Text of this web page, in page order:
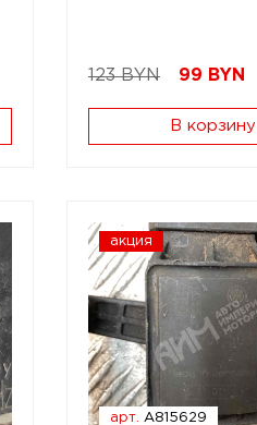
123 BYN 99 BYN
В корзину
акция
арт. A815629